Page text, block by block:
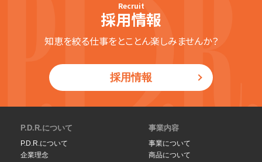
Recruit
採用情報
知恵を絞る仕事をとことん楽しみませんか？
採用情報
P.D.R.について
P.D.R.について
企業理念
事業内容
事業について
商品について